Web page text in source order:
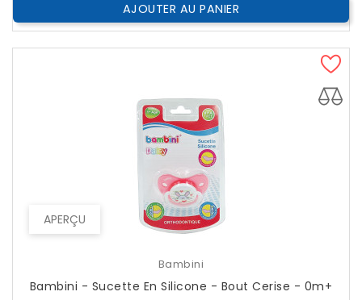
AJOUTER AU PANIER
APERÇU
Bambini
Bambini - Sucette En Silicone - Bout Cerise - 0m+